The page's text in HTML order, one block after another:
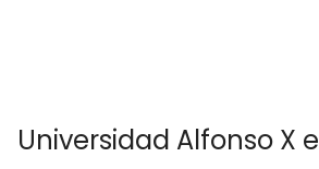
Universidad Alfonso X